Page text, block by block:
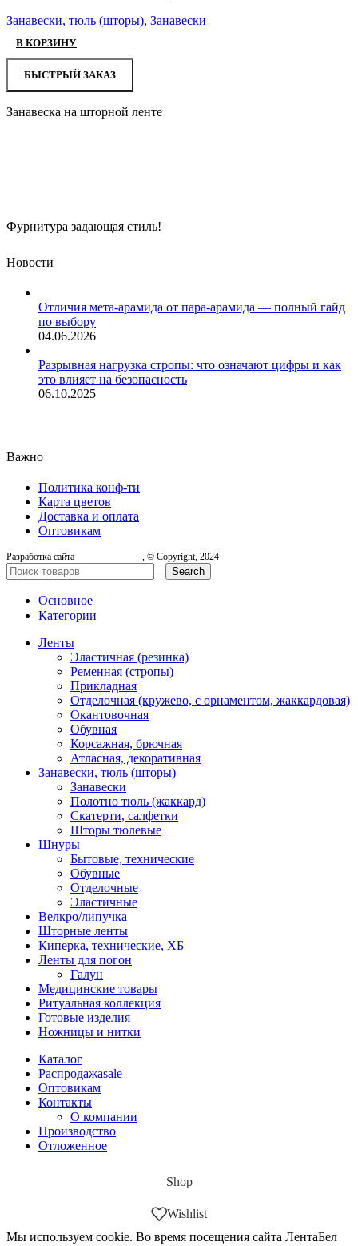
Занавески, тюль (шторы), Занавески
В КОРЗИНУ
БЫСТРЫЙ ЗАКАЗ
Занавеска на шторной ленте
Фурнитура задающая стиль!
Новости
Отличия мета-арамида от пара-арамида — полный гайд
по выбору
04.06.2026
Разрывная нагрузка стропы: что означают цифры и как
это влияет на безопасность
06.10.2025
Важно
Политика конф-ти
Карта цветов
Доставка и оплата
Оптовикам
Разработка сайта , © Copyright, 2024
Search
Основное
Категории
Ленты
Эластичная (резинка)
Ременная (стропы)
Прикладная
Отделочная (кружево, с орнаментом, жаккардовая)
Окантовочная
Обувная
Корсажная, брючная
Атласная, декоративная
Занавески, тюль (шторы)
Занавески
Полотно тюль (жаккард)
Скатерти, салфетки
Шторы тюлевые
Шнуры
Бытовые, технические
Обувные
Отделочные
Эластичные
Велкро/липучка
Шторные ленты
Киперка, технические, ХБ
Ленты для погон
Галун
Медицинские товары
Ритуальная коллекция
Готовые изделия
Ножницы и нитки
Каталог
Распродажаsale
Оптовикам
Контакты
О компании
Производство
Отложенное
Shop
Wishlist
Мы используем cookie. Во время посещения сайта ЛентаБел